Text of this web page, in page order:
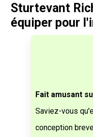
Sturtevant
équiper pour
Fait amusant
Saviez-vous
conception